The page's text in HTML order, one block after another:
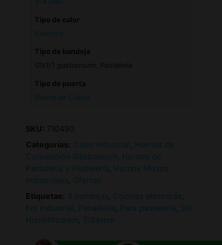
Electrico
Puerta de Cristal
SKU: 710490
Categorías: Calor Industrial , Hornos de
Convección Gastronorm , Hornos de
Panadería y Pastelería , Hornos Mixtos
Industriales, Ofertas
Etiquetas: 4 bandejas, Cocinas eléctricas,
Fm Industrial , Panadería , Para pastelería , Sin
Humidificador , Trifásico